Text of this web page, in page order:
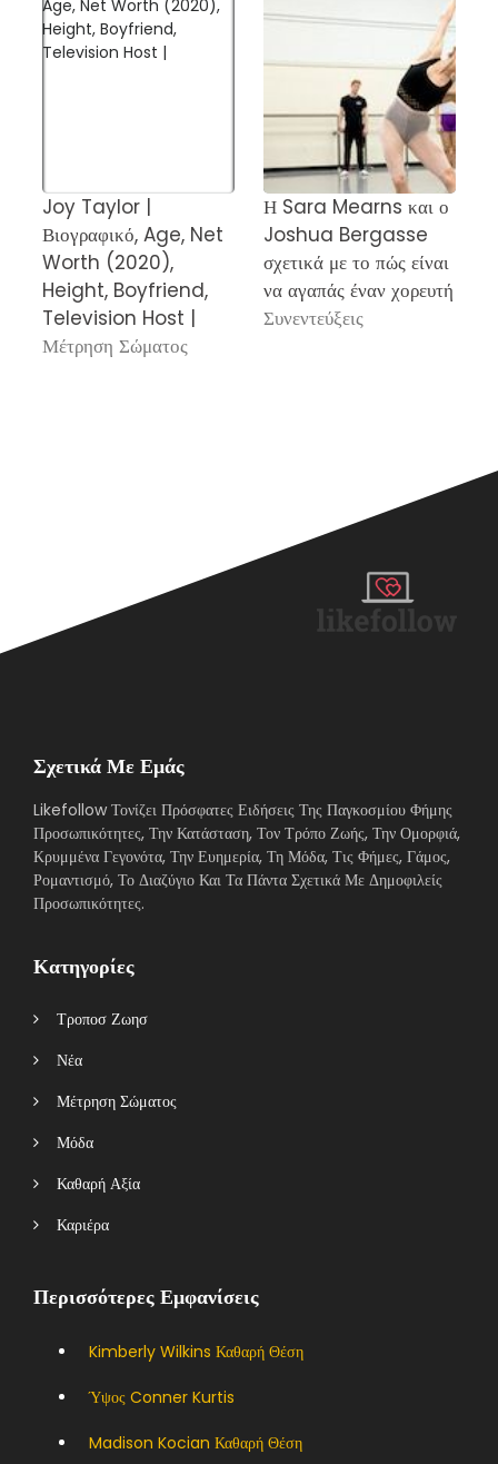
Joy Taylor |
Βιογραφικό, Age, Net
Worth (2020),
Height, Boyfriend,
Television Host |
Μέτρηση Σώματος
Η Sara Mearns και ο
Joshua Bergasse
σχετικά με το πώς είναι
να αγαπάς έναν χορευτή
Συνεντεύξεις
Σχετικά Με Εμάς
Likefollow Τονίζει Πρόσφατες Ειδήσεις Της Παγκοσμίου Φήμης
Προσωπικότητες, Την Κατάσταση, Τον Τρόπο Ζωής, Την Ομορφιά,
Κρυμμένα Γεγονότα, Την Ευημερία, Τη Μόδα, Τις Φήμες, Γάμος,
Ρομαντισμό, Το Διαζύγιο Και Τα Πάντα Σχετικά Με Δημοφιλείς
Προσωπικότητες.
Κατηγορίες
Τροποσ Ζωησ
Νέα
Μέτρηση Σώματος
Μόδα
Καθαρή Αξία
Καριέρα
Περισσότερες Εμφανίσεις
Kimberly Wilkins Καθαρή Θέση
Ύψος Conner Kurtis
Madison Kocian Καθαρή Θέση